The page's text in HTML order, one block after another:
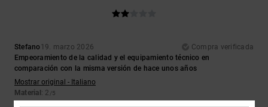
Stefano19. marzo 2026
Compra verificada
Empeoramiento de la calidad y el equipamiento técnico en
comparación con la misma versión de hace unos años
Mostrar original - Italiano
Material : 2 /5